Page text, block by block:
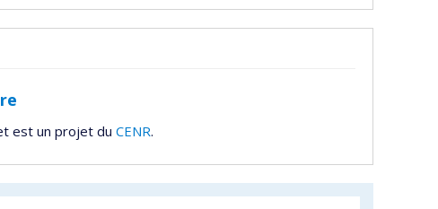
est un projet du CENR.